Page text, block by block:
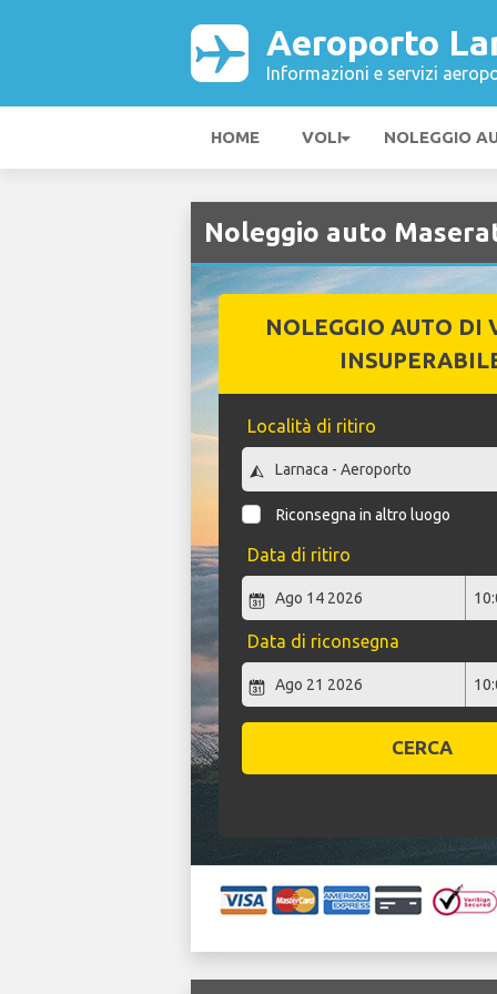
Aeroporto
Informazioni e servizi
HOME VOLI NOLEGGIO
Noleggio auto
NOLEGGIO AUTO DI
Località di ritiro
Riconsegna in altro luogo
Data di ritiro
Data di riconsegna
CERCA